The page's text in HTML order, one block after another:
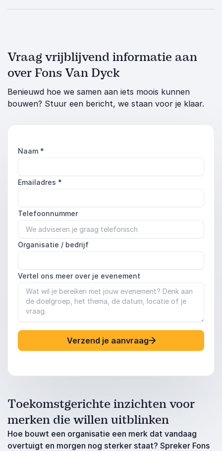
Vraag vrijblijvend informatie aan
over Fons Van Dyck
Benieuwd hoe we samen aan iets moois kunnen
bouwen? Stuur een bericht, we staan voor je klaar.
Naam *
Emailadres *
Telefoonnummer
Organisatie / bedrijf
Vertel ons meer over je evenement
Verzend je aanvraag
Toekomstgerichte inzichten voor
merken die willen uitblinken
Hoe bouwt een organisatie een merk dat vandaag
overtuigt en morgen nog sterker staat? Spreker Fons